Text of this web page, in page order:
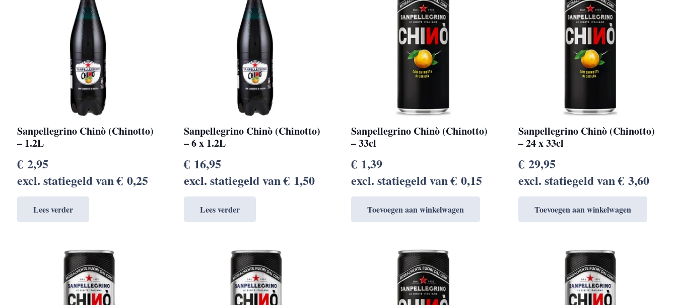
Sanpellegrino Chinò (Chinotto)
– 1.2L
€2,95
excl. statiegeld van€0,25
Lees verder
Sanpellegrino Chinò (Chinotto)
– 6 x 1.2L
€ 16,95
excl. statiegeld van€ 1,50
Lees verder
Sanpellegrino Chinò (Chinotto)
– 33cl
€ 1,39
excl. statiegeld van€ 0,15
Toevoegen aan winkelwagen
Sanpellegrino Chinò (Chinotto)
– 24 x 33cl
€29,95
excl. statiegeld van€3,60
Toevoegen aan winkelwagen